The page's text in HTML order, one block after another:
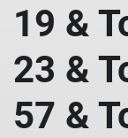
19 &
23 &
57 &